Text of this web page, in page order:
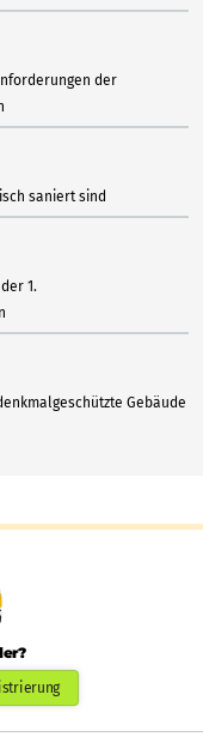
der
saniert sind
1.
Gebäude